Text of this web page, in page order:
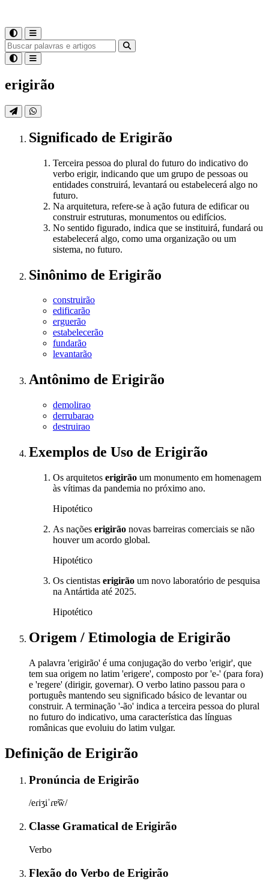
erigirão
Significado de Erigirão
Terceira pessoa do plural do futuro do indicativo do
verbo erigir, indicando que um grupo de pessoas ou
entidades construirá, levantará ou estabelecerá algo no
futuro.
Na arquitetura, refere-se à ação futura de edificar ou
construir estruturas, monumentos ou edifícios.
No sentido figurado, indica que se instituirá, fundará ou
estabelecerá algo, como uma organização ou um
sistema, no futuro.
Sinônimo de Erigirão
construirão
edificarão
erguerão
estabelecerão
fundarão
levantarão
Antônimo de Erigirão
demolirao
derrubarao
destruirao
Exemplos de Uso de Erigirão
Os arquitetos erigirão um monumento em homenagem
às vítimas da pandemia no próximo ano.
Hipotético
As nações erigirão novas barreiras comerciais se não
houver um acordo global.
Hipotético
Os cientistas erigirão um novo laboratório de pesquisa
na Antártida até 2025.
Hipotético
Origem / Etimologia de Erigirão
A palavra 'erigirão' é uma conjugação do verbo 'erigir', que
tem sua origem no latim 'erigere', composto por 'e-' (para fora)
e 'regere' (dirigir, governar). O verbo latino passou para o
português mantendo seu significado básico de levantar ou
construir. A terminação '-ão' indica a terceira pessoa do plural
no futuro do indicativo, uma característica das línguas
românicas que evoluiu do latim vulgar.
Definição de Erigirão
Pronúncia de Erigirão
/eɾiʒiˈɾɐ̃w̃/
Classe Gramatical de Erigirão
Verbo
Flexão do Verbo de Erigirão